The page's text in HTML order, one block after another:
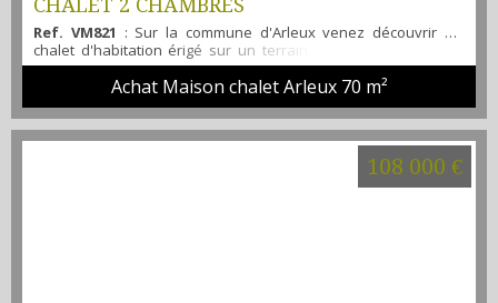
CHALET 2 CHAMBRES
Ref. VM821 : Sur la commune d'Arleux venez découvrir ce
chalet d'habitation érigé sur un terrain en location il offre :
Séjour lumineux , 2 chambres, salle d'eau avec douche, Wc.
allée donnant accès sur un garage terrasse vue jardin
chauffage au gaz ESTIMATIONS ET MISES EN VENTE GRATUITES.
Nous vous accompagnons dans vos projets immobiliers sur
les secteurs de Brebière...
Achat Maison chalet Arleux 70 m²
108 000 €